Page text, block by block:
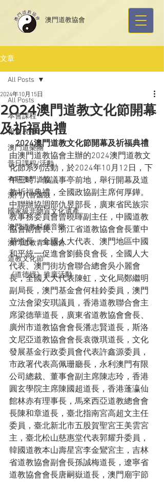
​澳門道教協會
文章
All Posts
本會課程
報名表格
澳門道樂團
昔日課程/活動
有關澳門道協
澳門八音鑼鼓
國家級非物質文化遺產
澳門道教科儀音樂
澳門道教青年協會
道教文化節
《道德經》推廣活動
All Posts
2024澳門道教文化節開幕
及祈福典禮
2024年10月15日
2024澳門道教文化節開幕及祈福典禮
由澳門道教協會主辦的2024澳門道教文
化節系列活動，於2024年10月12日，下
午三時，假議事亭前地，舉行開幕及道
教祈福典禮，全國政協副主席何厚鏵。
中聯辦協調部仇昱部長，廣東省民族宗
教事務委員會曾曉暉副主任，中國道教
協會副會長、浙江省道教協會會長董中
基道長，全國人大代表、澳門地區中國
和平統一促進會劉藝良會長，全國人大
代表、澳門街坊會聯合總會吳小麗會
長，全國人大代表陳虹，文化局鄭繼明
副局長，澳門基金會何桂鈴委員，澳門
立法會梁安琪議員，香港道教聯合會主
席梁德華道長，廣東省道教協會會長、
廣州市道教協會會長潘志賢道長，斯洛
文尼亞道教協會會長袁微琪道長，文化
發展基金行政委員會代表許鑫源委員，
市政署代表高佩珊廳長，永利澳門有限
公司總裁、董事會副主席陳志玲，香港
圓玄學院主席陳國超道長，香港蓬瀛仙
館林赤有理事長，馬來西亞道教總會會
長陳和章道長，臺北指南宮高超文主任
委員，臺北新北市五股賀聖宮王美雲宮
主，臺北松山慈惠堂代表郭耀升委員，
韓國道教本山壽星宮李金鸞宮主，吉林
省道教協會副會長孫誠梅道長，遼寧省
道教協會會長唐嗣嶽道長，澳門廟宇節